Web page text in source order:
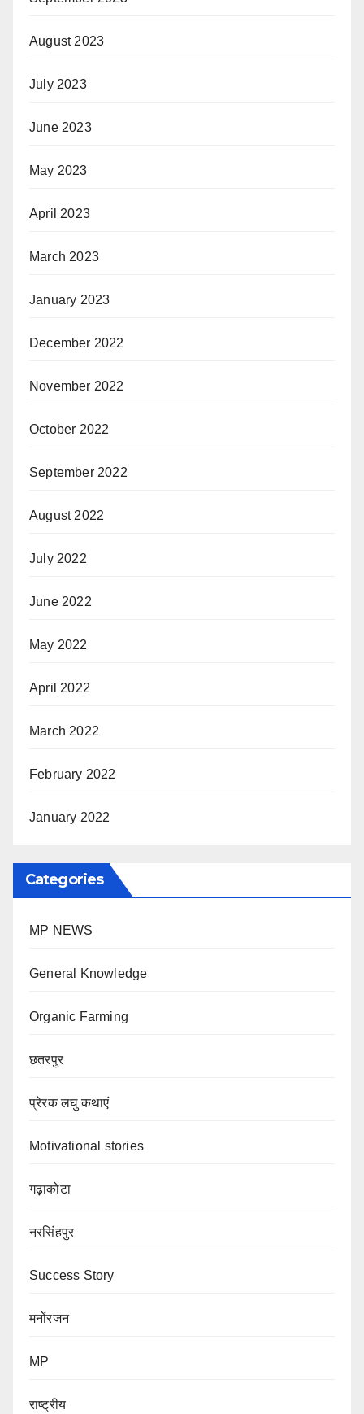
August 2023
July 2023
June 2023
May 2023
April 2023
March 2023
January 2023
December 2022
November 2022
October 2022
September 2022
August 2022
July 2022
June 2022
May 2022
April 2022
March 2022
February 2022
January 2022
Categories
MP NEWS
General Knowledge
Organic Farming
छतरपुर
प्रेरक लघु कथाएं
Motivational stories
गढ़ाकोटा
नरसिंहपुर
Success Story
मनोंरजन
MP
राष्ट्रीय